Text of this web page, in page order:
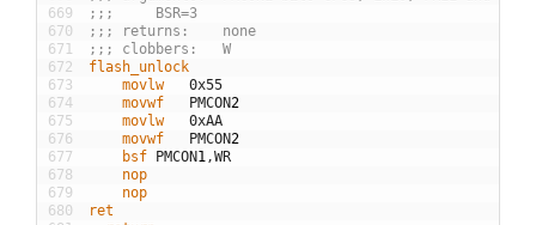
669
670
671
672
673
674
675
676
677
678
679
680
;;;		BSR=3
;;; returns:	none
;;; clobbers:	W
flash_unlock
	movlw
0x55
	movwf
PMCON2
	movlw
0xAA
	movwf
PMCON2
	bsf
PMCON1,WR
	nop
	nop
ret